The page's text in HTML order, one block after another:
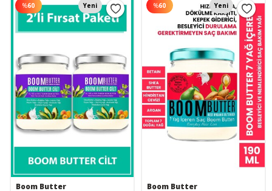
%60 Yeni
Boom Butter
%60 Yeni
Boom Butter